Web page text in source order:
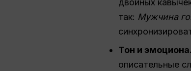
двойных
так: Мужчина
Тон и
описательные